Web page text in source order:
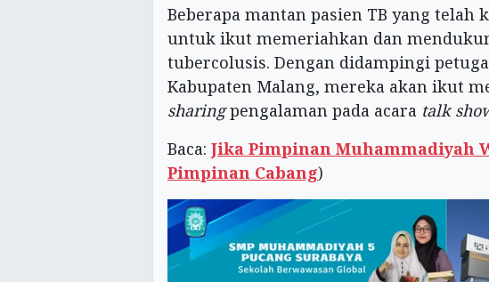
Beberapa mantan pasien TB yang telah
untuk ikut memeriahkan dan
tubercolusis. Dengan didampingi
Kabupaten Malang, mereka akan ikut
sharingpengalaman pada acara talk
Baca: Jika Pimpinan Muhammadiyah
Pimpinan Cabang)